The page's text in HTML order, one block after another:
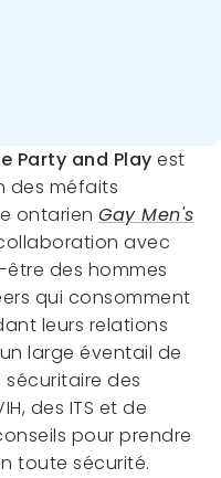
Party and Play est
des méfaits
ontarien Gay Men's
avec
des hommes
qui consomment
leurs relations
large éventail de
sécuritaire des
des ITS et de
pour prendre
toute sécurité.